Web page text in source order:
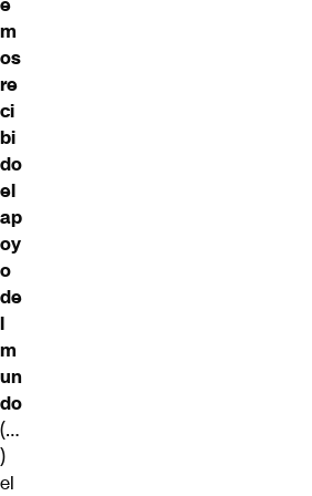
m
os
re
ci
bi
do
el
ap
oy
o
de
l
m
un
do
(…
)
el